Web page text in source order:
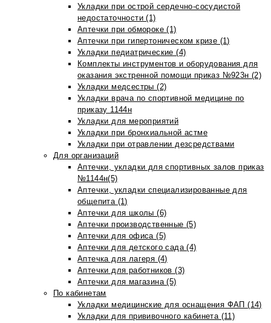
Укладки при острой сердечно-сосудистой
недостаточности (1)
Аптечки при обмороке (1)
Аптечки при гипертоническом кризе (1)
Укладки педиатрические (4)
Комплекты инструментов и оборудования для
оказания экстренной помощи приказ №923н (2)
Укладки медсестры (2)
Укладки врача по спортивной медицине по
приказу 1144н
Укладки для мероприятий
Укладки при бронхиальной астме
Укладки при отравлении дезсредствами
Для организаций
Аптечки, укладки для спортивных залов приказ
№1144н(5)
Аптечки, укладки специализированные для
общепита (1)
Аптечки для школы (6)
Аптечки производственные (5)
Аптечки для офиса (5)
Аптечки для детского сада (4)
Аптечка для лагеря (4)
Аптечки для работников (3)
Аптечки для магазина (5)
По кабинетам
Укладки медицинские для оснащения ФАП (14)
Укладки для прививочного кабинета (11)